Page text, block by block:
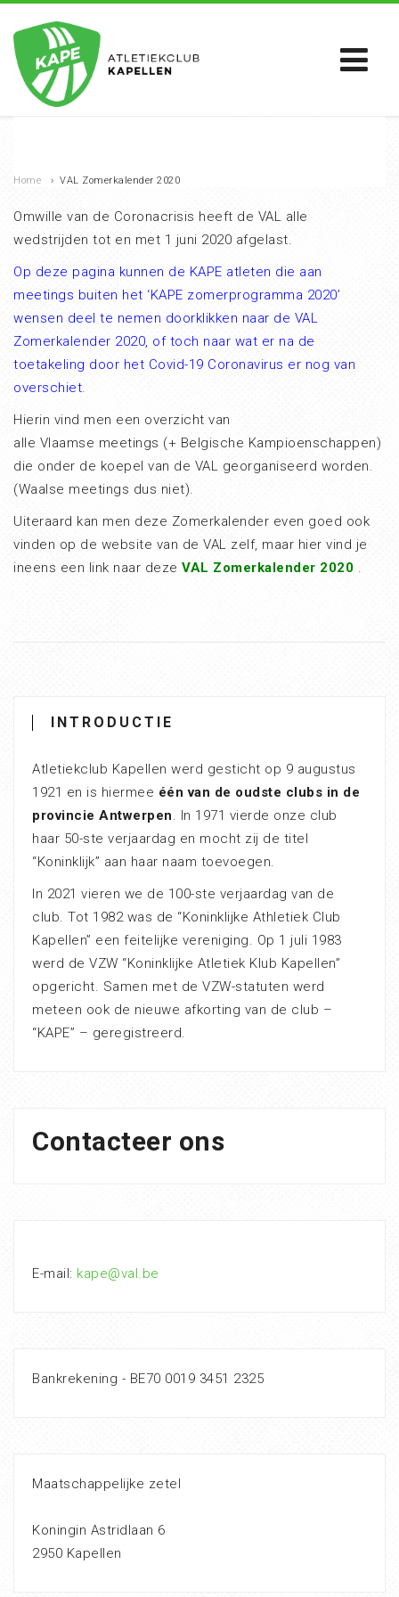
Home › VAL Zomerkalender 2020
Omwille van de Coronacrisis heeft de VAL alle
wedstrijden tot en met 1 juni 2020 afgelast.
Op deze pagina kunnen de KAPE atleten die aan
meetings buiten het ‘KAPE zomerprogramma 2020’
wensen deel te nemen doorklikken naar de VAL
Zomerkalender 2020, of toch naar wat er na de
toetakeling door het Covid-19 Coronavirus er nog van
overschiet.
Hierin vind men een overzicht van
alle Vlaamse meetings (+ Belgische Kampioenschappen)
die onder de koepel van de VAL georganiseerd worden.
(Waalse meetings dus niet).
Uiteraard kan men deze Zomerkalender even goed ook
vinden op de website van de VAL zelf, maar hier vind je
ineens een link naar deze VAL Zomerkalender 2020 .
INTRODUCTIE
Atletiekclub Kapellen werd gesticht op 9 augustus
1921 en is hiermee één van de oudste clubs in de
provincie Antwerpen. In 1971 vierde onze club
haar 50-ste verjaardag en mocht zij de titel
“Koninklijk” aan haar naam toevoegen.
In 2021 vieren we de 100-ste verjaardag van de
club. Tot 1982 was de “Koninklijke Athletiek Club
Kapellen” een feitelijke vereniging. Op 1 juli 1983
werd de VZW “Koninklijke Atletiek Klub Kapellen”
opgericht. Samen met de VZW-statuten werd
meteen ook de nieuwe afkorting van de club –
“KAPE” – geregistreerd.
Contacteer ons
E-mail: kape@val.be
Bankrekening - BE70 0019 3451 2325
Maatschappelijke zetel
Koningin Astridlaan 6
2950 Kapellen